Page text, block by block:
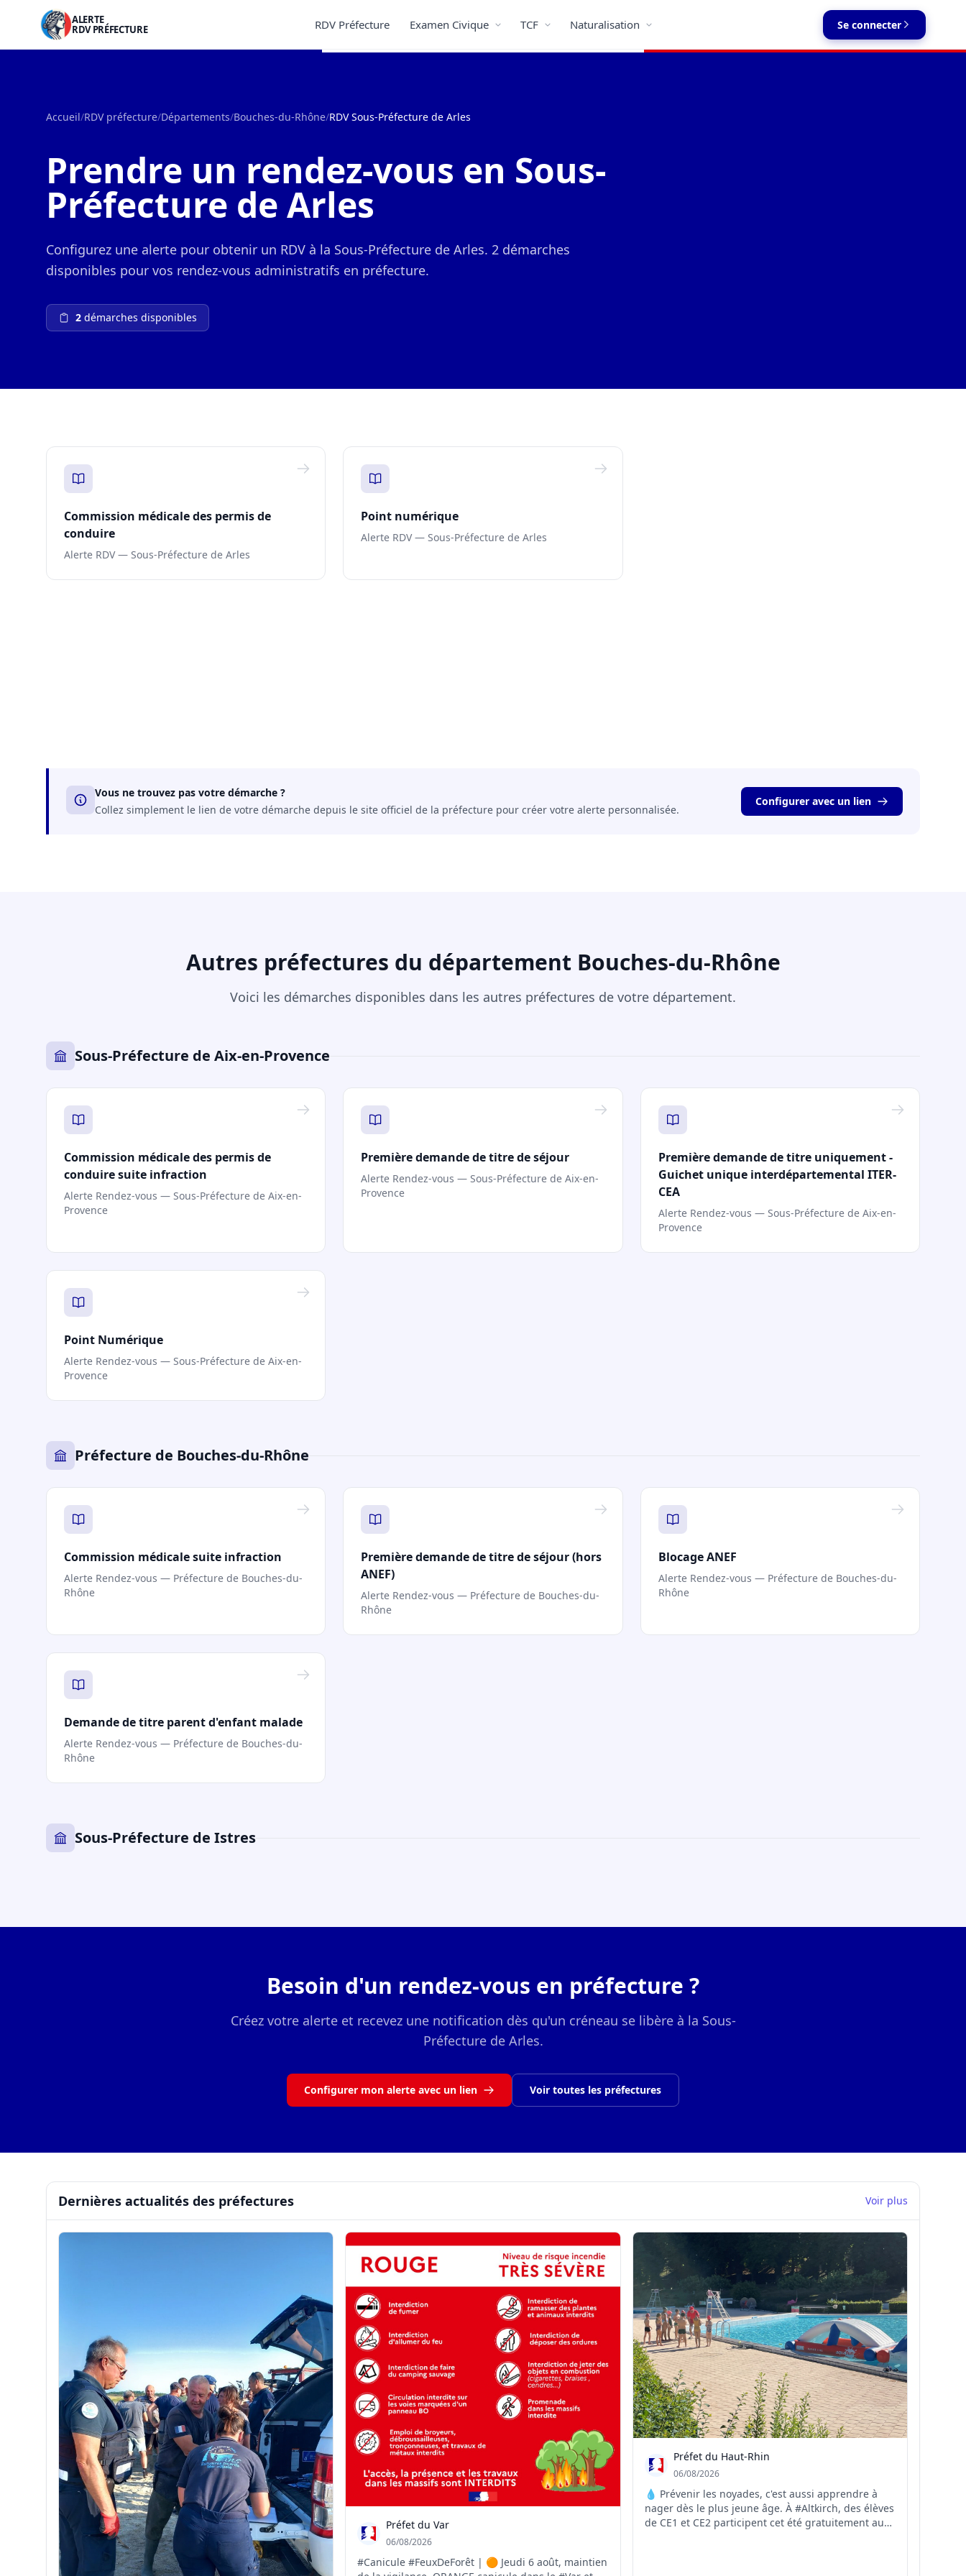
ALERTE
RDV PRÉFECTURE RDV Préfecture Examen Civique TCF Naturalisation Se connecter
Accueil/RDV préfecture/Départements/Bouches-du-Rhône/RDV Sous-Préfecture de Arles
Prendre un rendez-vous en Sous-
Préfecture de Arles
Configurez une alerte pour obtenir un RDV à la Sous-Préfecture de Arles. 2 démarches
disponibles pour vos rendez-vous administratifs en préfecture.
2 démarches disponibles
Commission médicale des permis de
conduire
Alerte RDV — Sous-Préfecture de Arles
Point numérique
Alerte RDV — Sous-Préfecture de Arles
Vous ne trouvez pas votre démarche ?
Collez simplement le lien de votre démarche depuis le site officiel de la préfecture pour créer votre alerte personnalisée.
Configurer avec un lien
Autres préfectures du département Bouches-du-Rhône
Voici les démarches disponibles dans les autres préfectures de votre département.
Sous-Préfecture de Aix-en-Provence
Commission médicale des permis de
conduire suite infraction
Alerte Rendez-vous — Sous-Préfecture de Aix-en-
Provence
Première demande de titre de séjour
Alerte Rendez-vous — Sous-Préfecture de Aix-en-
Provence
Première demande de titre uniquement -
Guichet unique interdépartemental ITER-
CEA
Alerte Rendez-vous — Sous-Préfecture de Aix-en-
Provence
Point Numérique
Alerte Rendez-vous — Sous-Préfecture de Aix-en-
Provence
Préfecture de Bouches-du-Rhône
Commission médicale suite infraction
Alerte Rendez-vous — Préfecture de Bouches-du-
Rhône
Première demande de titre de séjour (hors
ANEF)
Alerte Rendez-vous — Préfecture de Bouches-du-
Rhône
Blocage ANEF
Alerte Rendez-vous — Préfecture de Bouches-du-
Rhône
Demande de titre parent d'enfant malade
Alerte Rendez-vous — Préfecture de Bouches-du-
Rhône
Sous-Préfecture de Istres
Besoin d'un rendez-vous en préfecture ?
Créez votre alerte et recevez une notification dès qu'un créneau se libère à la Sous-
Préfecture de Arles.
Configurer mon alerte avec un lien Voir toutes les préfectures
Dernières actualités des préfectures Voir plus
Préfet du Var
06/08/2026
#Canicule #FeuxDeForêt | 🟠 Jeudi 6 août, maintien
Préfet du Haut-Rhin
06/08/2026
💧 Prévenir les noyades, c'est aussi apprendre à
nager dès le plus jeune âge. À #Altkirch, des élèves
de CE1 et CE2 participent cet été gratuitement au